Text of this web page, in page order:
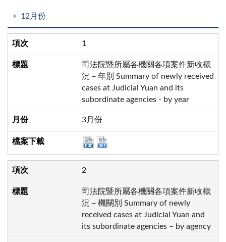
12月份
1
司法院暨所屬各機關各項案件新收概
況－年別 Summary of newly received
cases at Judicial Yuan and its
subordinate agencies - by year
3月份
2
司法院暨所屬各機關各項案件新收概
況－機關別 Summary of newly
received cases at Judicial Yuan and
its subordinate agencies – by agency